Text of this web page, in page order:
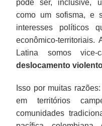
pode ser, inclusive,
como um sofisma, e
interesses políticos
econômico-
Latina somos
deslocamento
Isso por muitas
em territórios
comunidades